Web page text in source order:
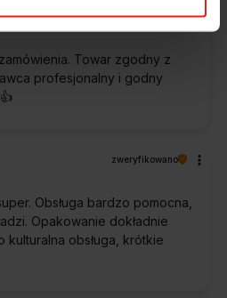
zweryfikowano
Towar zgodny z
profesjonalny i godny
zweryfikowano
Obsługa bardzo pomocna,
Opakowanie dokładnie
obsługa, krótkie